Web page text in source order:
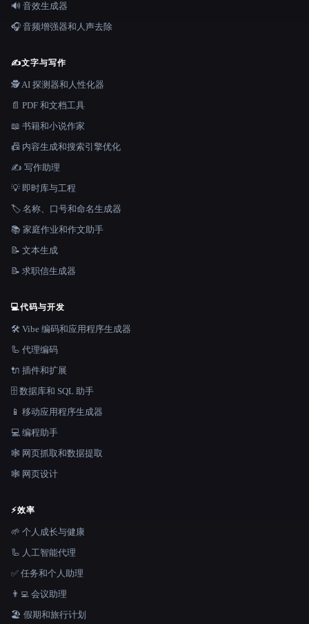
🔊 音效生成器
🎧 音频增强器和人声去除
✍️文字与写作
🕵️ AI 探测器和人性化器
📄 PDF 和文档工具
📖 书籍和小说作家
📠 内容生成和搜索引擎优化
✍️ 写作助理
💡 即时库与工程
🏷️ 名称、口号和命名生成器
📚 家庭作业和作文助手
📝 文本生成
📝 求职信生成器
💻代码与开发
🛠️ Vibe 编码和应用程序生成器
🦾 代理编码
🔌 插件和扩展
🗄️ 数据库和 SQL 助手
📱 移动应用程序生成器
💻 编程助手
🕸️ 网页抓取和数据提取
🕸 网页设计
⚡效率
🌱 个人成长与健康
🦾 人工智能代理
✅ 任务和个人助理
👨‍💻 会议助理
🏖 假期和旅行计划